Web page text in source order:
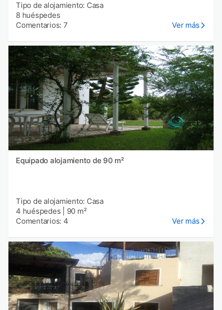
Tipo de alojamiento: Casa
8 huéspedes
Comentarios: 7
Ver más
Equipado alojamiento de 90 m²
Tipo de alojamiento: Casa
4 huéspedes
90 m²
Comentarios: 4
Ver más